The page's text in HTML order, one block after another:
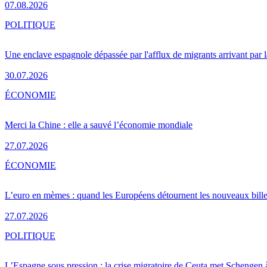
07.08.2026
Une enclave espagnole dépassée par l'afflux de migrants arrivant par
30.07.2026
POLITIQUE
Merci la Chine : elle a sauvé l’économie mondiale
27.07.2026
ÉCONOMIE
L’euro en mèmes : quand les Européens détournent les nouveaux
27.07.2026
ÉCONOMIE
POLITIQUE